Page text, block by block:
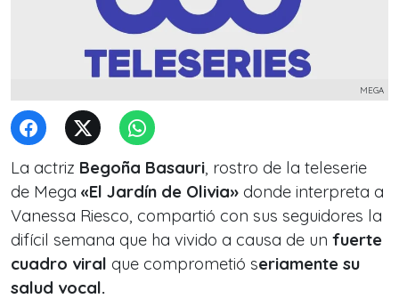
MEGA
La actriz Begoña Basauri, rostro de la teleserie
de Mega «El Jardín de Olivia» donde interpreta a
Vanessa Riesco, compartió con sus seguidores la
difícil semana que ha vivido a causa de un fuerte
cuadro viral que comprometió seriamente su
salud vocal.